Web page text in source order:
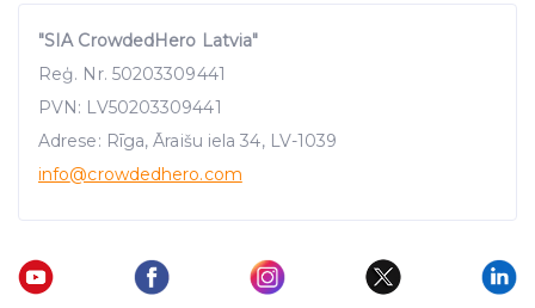
"SIA CrowdedHero Latvia"
Reģ. Nr. 50203309441
PVN: LV50203309441
Adrese: Rīga, Āraišu iela 34, LV-1039
info@crowdedhero.com